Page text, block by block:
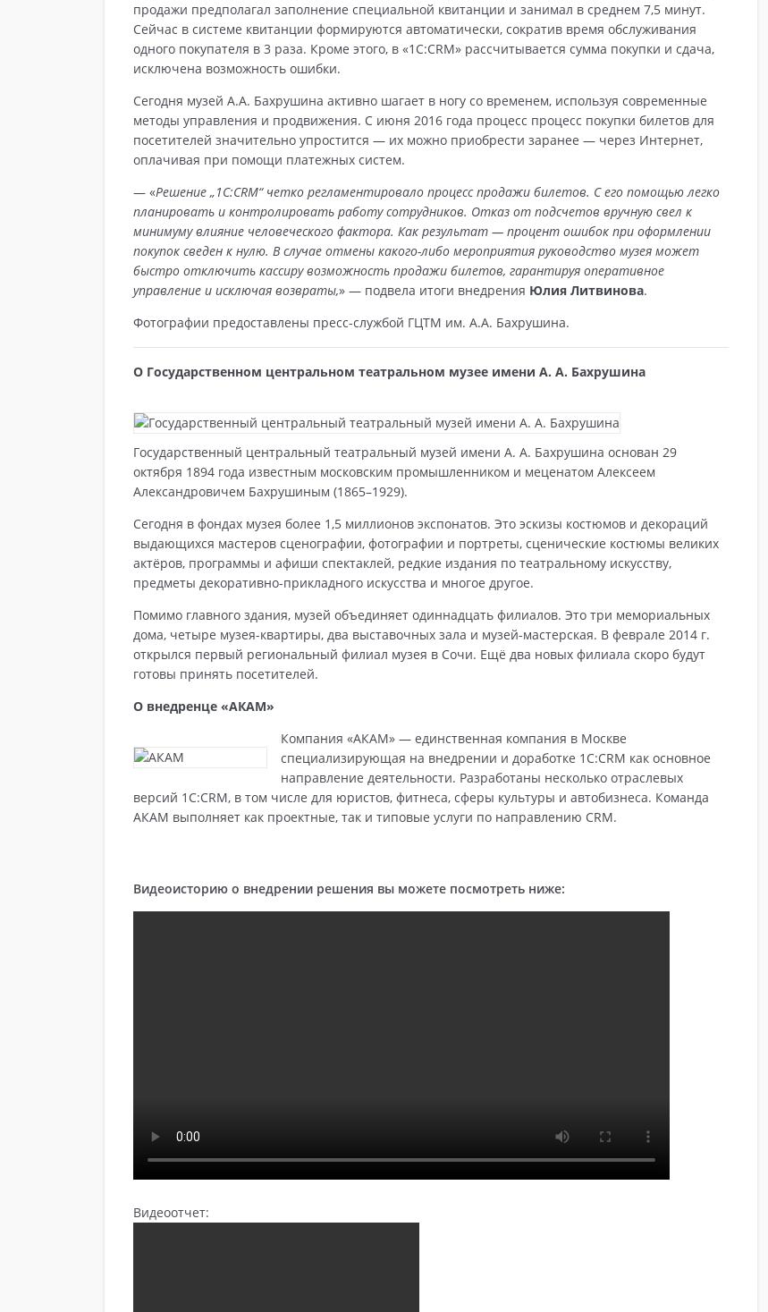
продажи предполагал заполнение специальной квитанции и занимал в среднем 7,5 минут.
Сейчас в системе квитанции формируются автоматически, сократив время обслуживания
одного покупателя в 3 раза. Кроме этого, в «1С:CRM» рассчитывается сумма покупки и сдача,
исключена возможность ошибки.
Сегодня музей А.А. Бахрушина активно шагает в ногу со временем, используя современные
методы управления и продвижения. С июня 2016 года процесс процесс покупки билетов для
посетителей значительно упростится — их можно приобрести заранее — через Интернет,
оплачивая при помощи платежных систем.
— «Решение „1С:CRM“ четко регламентировало процесс продажи билетов. С его помощью легко
планировать и контролировать работу сотрудников. Отказ от подсчетов вручную свел к
минимуму влияние человеческого фактора. Как результат — процент ошибок при оформлении
покупок сведен к нулю. В случае отмены какого-либо мероприятия руководство музея может
быстро отключить кассиру возможность продажи билетов, гарантируя оперативное
управление и исключая возвраты,» — подвела итоги внедрения Юлия Литвинова.
Фотографии предоставлены пресс-службой ГЦТМ им. А.А. Бахрушина.
О Государственном центральном театральном музее имени А. А. Бахрушина
Государственный центральный театральный музей имени А. А. Бахрушина основан 29
октября 1894 года известным московским промышленником и меценатом Алексеем
Александровичем Бахрушиным (1865–1929).
Сегодня в фондах музея более 1,5 миллионов экспонатов. Это эскизы костюмов и декораций
выдающихся мастеров сценографии, фотографии и портреты, сценические костюмы великих
актёров, программы и афиши спектаклей, редкие издания по театральному искусству,
предметы декоративно-прикладного искусства и многое другое.
Помимо главного здания, музей объединяет одиннадцать филиалов. Это три мемориальных
дома, четыре музея-квартиры, два выставочных зала и музей-мастерская. В феврале 2014 г.
открылся первый региональный филиал музея в Сочи. Ещё два новых филиала скоро будут
готовы принять посетителей.
О внедренце «АКАМ»
Компания «АКАМ» — единственная компания в Москве
специализирующая на внедрении и доработке 1С:CRM как основное
направление деятельности. Разработаны несколько отраслевых
версий 1С:CRM, в том числе для юристов, фитнеса, сферы культуры и автобизнеса. Команда
АКАМ выполняет как проектные, так и типовые услуги по направлению CRM.
Видеоисторию о внедрении решения вы можете посмотреть ниже:
Видеоотчет: